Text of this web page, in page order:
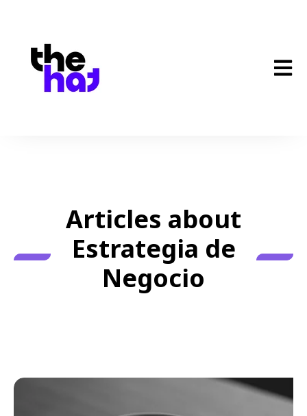
Open
Articles about
Estrategia de
Negocio